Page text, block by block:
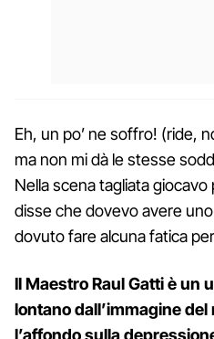
Eh, un po’ ne soffro! (ride,
ma non mi dà le stesse
Nella scena tagliata
disse che dovevo avere
dovuto fare alcuna fatica
Il Maestro Raul Gatti è un
lontano dall’immagine del
l’affondo sulla